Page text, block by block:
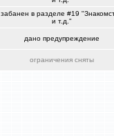
забанен в разделе #19
и т.д."
дано предупреждение
ограничения сняты